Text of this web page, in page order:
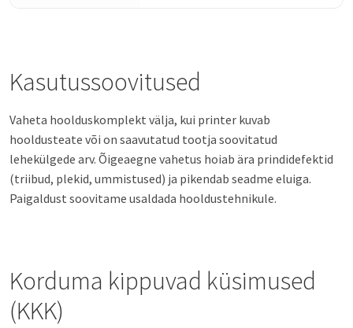
Kasutussoovitused
Vaheta hoolduskomplekt välja, kui printer kuvab
hooldusteate või on saavutatud tootja soovitatud
lehekülgede arv. Õigeaegne vahetus hoiab ära prindidefektid
(triibud, plekid, ummistused) ja pikendab seadme eluiga.
Paigaldust soovitame usaldada hooldustehnikule.
Korduma kippuvad küsimused
(KKK)